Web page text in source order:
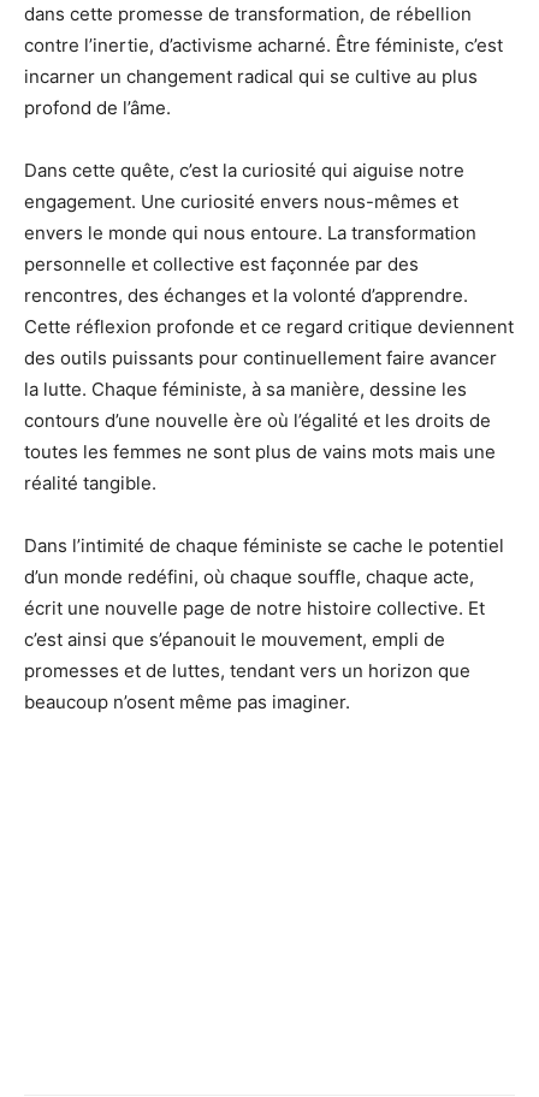
dans cette promesse de transformation, de rébellion
contre l’inertie, d’activisme acharné. Être féministe, c’est
incarner un changement radical qui se cultive au plus
profond de l’âme.
Dans cette quête, c’est la curiosité qui aiguise notre
engagement. Une curiosité envers nous-mêmes et
envers le monde qui nous entoure. La transformation
personnelle et collective est façonnée par des
rencontres, des échanges et la volonté d’apprendre.
Cette réflexion profonde et ce regard critique deviennent
des outils puissants pour continuellement faire avancer
la lutte. Chaque féministe, à sa manière, dessine les
contours d’une nouvelle ère où l’égalité et les droits de
toutes les femmes ne sont plus de vains mots mais une
réalité tangible.
Dans l’intimité de chaque féministe se cache le potentiel
d’un monde redéfini, où chaque souffle, chaque acte,
écrit une nouvelle page de notre histoire collective. Et
c’est ainsi que s’épanouit le mouvement, empli de
promesses et de luttes, tendant vers un horizon que
beaucoup n’osent même pas imaginer.